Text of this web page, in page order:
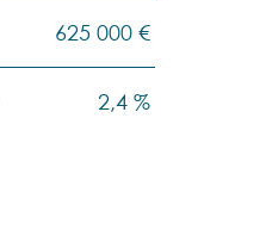
625 000 €
2,4 %